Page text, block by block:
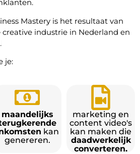
Mastery is het resultaat van
creative industrie in Nederland en
je:
maandelijks
kan
genereren.
marketing en
content video's
kan maken die
daadwerkelijk
converteren.